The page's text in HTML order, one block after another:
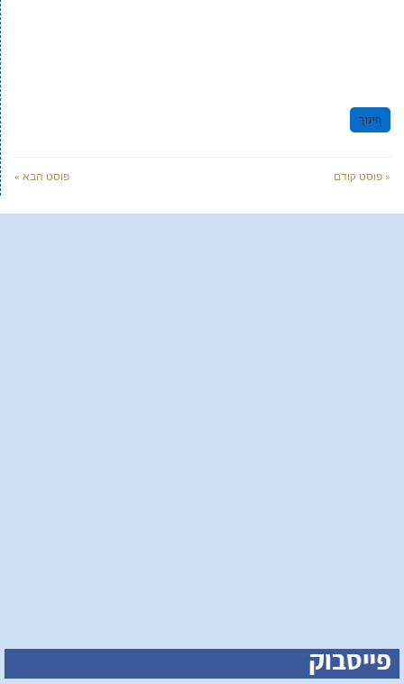
חינוך
« פוסט קודם פוסט הבא »